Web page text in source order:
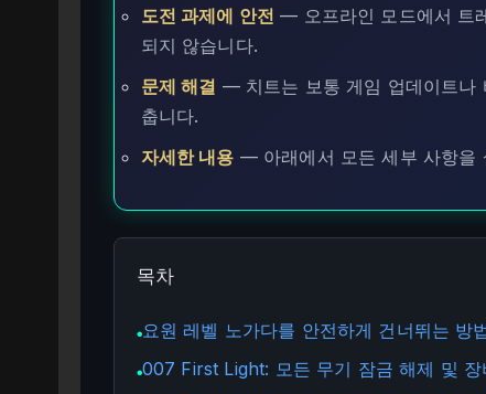
도전 과제에 안전 — 오프라인 모드에서 트
되지 않습니다.
문제 해결 — 치트는 보통 게임 업데이트나
춥니다.
자세한 내용 — 아래에서 모든 세부 사항을
목차
●요원 레벨 노가다를 안전하게 건너뛰는 방
●007 First Light: 모든 무기 잠금 해제 및 장